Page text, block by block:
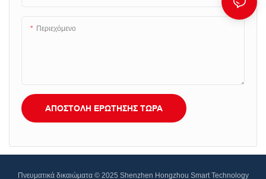
Περιεχόμενο
ΑΠΟΣΤΟΛΉ ΕΡΏΤΗΣΗΣ ΤΏΡΑ
Πνευματικά δικαιώματα © 2025 Shenzhen Hongzhou Smart Technology